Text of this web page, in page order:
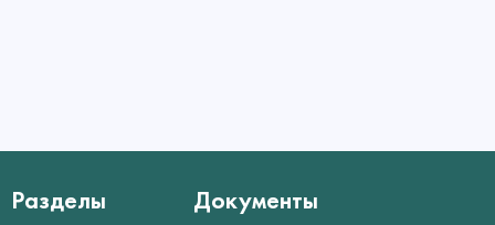
Разделы Документы